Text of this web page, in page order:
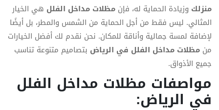
منزلك وزيادة الحماية له، فإن مظلات مداخل الفلل هي الخيار
المثالي. ليس فقط من أجل الحماية من الشمس والمطر، بل أيضًا
لإضافة لمسة جمالية وأناقة للمكان. نحن نقدم لك أفضل الخيارات
من مظلات مداخل الفلل في الرياض بتصاميم متنوعة تناسب
جميع الأذواق.
مواصفات مظلات مداخل الفلل
في الرياض: